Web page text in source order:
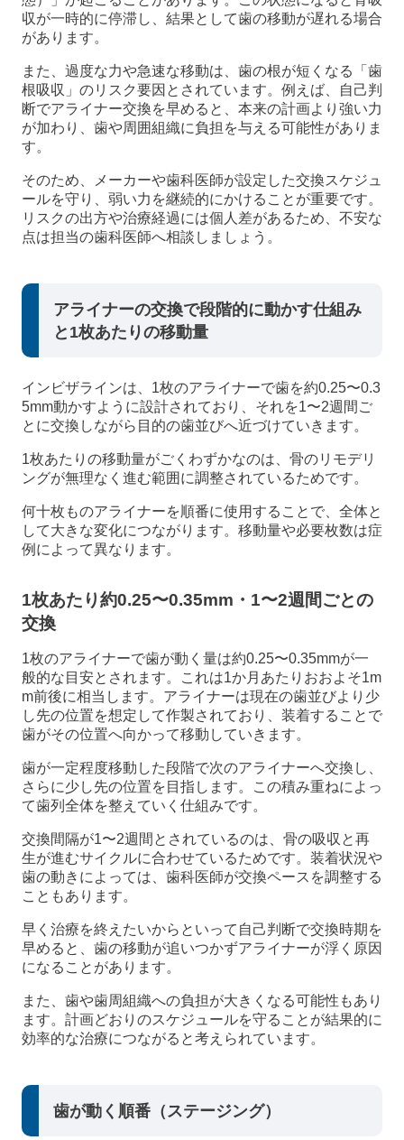
収が一時的に停滞し、結果として歯の移動が遅れる場合
があります。
また、過度な力や急速な移動は、歯の根が短くなる「歯
根吸収」のリスク要因とされています。例えば、自己判
断でアライナー交換を早めると、本来の計画より強い力
が加わり、歯や周囲組織に負担を与える可能性がありま
す。
そのため、メーカーや歯科医師が設定した交換スケジュ
ールを守り、弱い力を継続的にかけることが重要です。
リスクの出方や治療経過には個人差があるため、不安な
点は担当の歯科医師へ相談しましょう。
アライナーの交換で段階的に動かす仕組み
と1枚あたりの移動量
インビザラインは、1枚のアライナーで歯を約0.25〜0.3
5mm動かすように設計されており、それを1〜2週間ご
とに交換しながら目的の歯並びへ近づけていきます。
1枚あたりの移動量がごくわずかなのは、骨のリモデリ
ングが無理なく進む範囲に調整されているためです。
何十枚ものアライナーを順番に使用することで、全体と
して大きな変化につながります。移動量や必要枚数は症
例によって異なります。
1枚あたり約0.25〜0.35mm・1〜2週間ごとの
交換
1枚のアライナーで歯が動く量は約0.25〜0.35mmが一
般的な目安とされます。これは1か月あたりおおよそ1m
m前後に相当します。アライナーは現在の歯並びより少
し先の位置を想定して作製されており、装着することで
歯がその位置へ向かって移動していきます。
歯が一定程度移動した段階で次のアライナーへ交換し、
さらに少し先の位置を目指します。この積み重ねによっ
て歯列全体を整えていく仕組みです。
交換間隔が1〜2週間とされているのは、骨の吸収と再
生が進むサイクルに合わせているためです。装着状況や
歯の動きによっては、歯科医師が交換ペースを調整する
こともあります。
早く治療を終えたいからといって自己判断で交換時期を
早めると、歯の移動が追いつかずアライナーが浮く原因
になることがあります。
また、歯や歯周組織への負担が大きくなる可能性もあり
ます。計画どおりのスケジュールを守ることが結果的に
効率的な治療につながると考えられています。
歯が動く順番（ステージング）